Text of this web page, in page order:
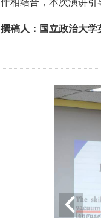
作相结合，本次演讲
撰稿人：国立政治大学